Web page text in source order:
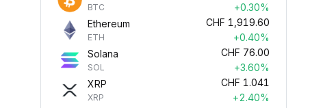
BTC
+0.30%
Ethereum
ETH
CHF 1,919.60
+0.40%
Solana
SOL
CHF 76.00
+3.60%
XRP
XRP
CHF 1.041
+2.40%